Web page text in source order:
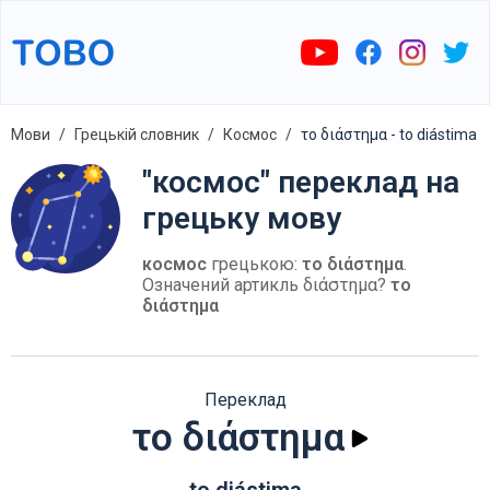
Мови Грецькій словник Космос το διάστημα - to diástima
"космос" переклад на
грецьку мову
космос грецькою: το διάστημα.
Означений артикль διάστημα? το
διάστημα
Переклад
το διάστημα